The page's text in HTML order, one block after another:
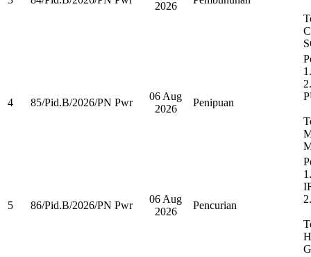
2026
4 85/Pid.B/2026/PN Pwr
06 Aug
2026
Penipuan
5 86/Pid.B/2026/PN Pwr
06 Aug
2026
Pencurian